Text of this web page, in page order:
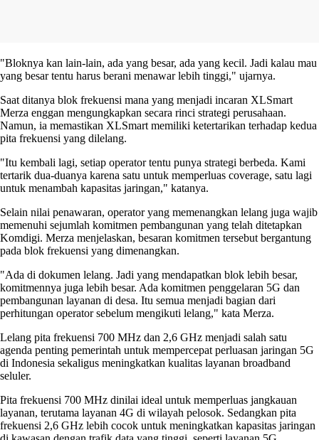
"Bloknya kan lain-lain, ada yang besar, ada yang kecil. Jadi kalau mau
yang besar tentu harus berani menawar lebih tinggi," ujarnya.
Saat ditanya blok frekuensi mana yang menjadi incaran XLSmart
Merza enggan mengungkapkan secara rinci strategi perusahaan.
Namun, ia memastikan XLSmart memiliki ketertarikan terhadap kedua
pita frekuensi yang dilelang.
"Itu kembali lagi, setiap operator tentu punya strategi berbeda. Kami
tertarik dua-duanya karena satu untuk memperluas coverage, satu lagi
untuk menambah kapasitas jaringan," katanya.
Selain nilai penawaran, operator yang memenangkan lelang juga wajib
memenuhi sejumlah komitmen pembangunan yang telah ditetapkan
Komdigi. Merza menjelaskan, besaran komitmen tersebut bergantung
pada blok frekuensi yang dimenangkan.
"Ada di dokumen lelang. Jadi yang mendapatkan blok lebih besar,
komitmennya juga lebih besar. Ada komitmen penggelaran 5G dan
pembangunan layanan di desa. Itu semua menjadi bagian dari
perhitungan operator sebelum mengikuti lelang," kata Merza.
Lelang pita frekuensi 700 MHz dan 2,6 GHz menjadi salah satu
agenda penting pemerintah untuk mempercepat perluasan jaringan 5G
di Indonesia sekaligus meningkatkan kualitas layanan broadband
seluler.
Pita frekuensi 700 MHz dinilai ideal untuk memperluas jangkauan
layanan, terutama layanan 4G di wilayah pelosok. Sedangkan pita
frekuensi 2,6 GHz lebih cocok untuk meningkatkan kapasitas jaringan